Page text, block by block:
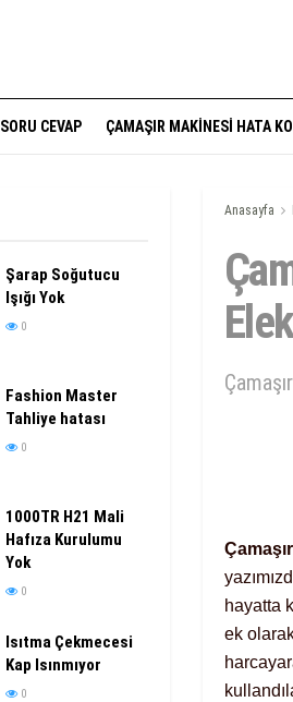
SORU CEVAP ÇAMAŞIR MAKINESI HATA
Anasayfa
hayatta
ek
Şarap Soğutucu
Işığı Yok
0
Fashion Master
Tahliye hatası
0
1000TR H21 Mali
Hafıza Kurulumu
Yok
0
Isıtma Çekmecesi
Kap Isınmıyor
0